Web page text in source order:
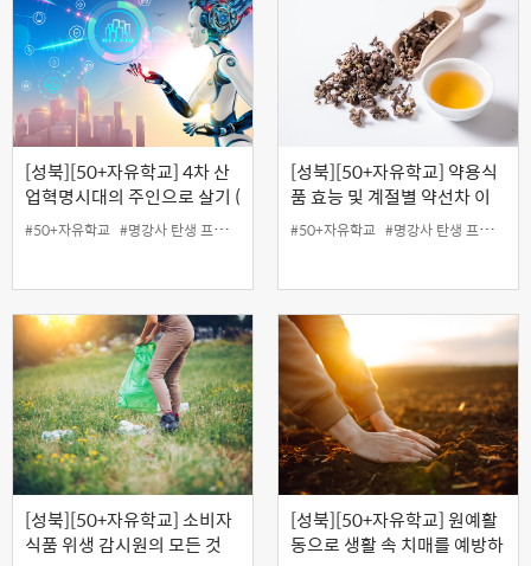
[성북][50+자유학교] 4차 산
업혁명시대의 주인으로 살기 (
미래세상의 변화와 대응 )
#50+자유학교 #명강사 탄생 프로젝트
[성북][50+자유학교] 약용식
품 효능 및 계절별 약선차 이
야기
#50+자유학교 #명강사 탄생 프로젝트
[성북][50+자유학교] 소비자
식품 위생 감시원의 모든 것
[성북][50+자유학교] 원예활
동으로 생활 속 치매를 예방하